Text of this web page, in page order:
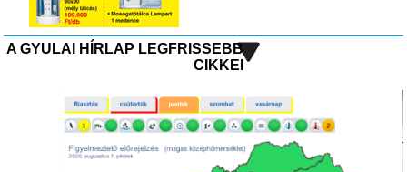
A GYULAI HÍRLAP LEGFRISSEBB
CIKKEI